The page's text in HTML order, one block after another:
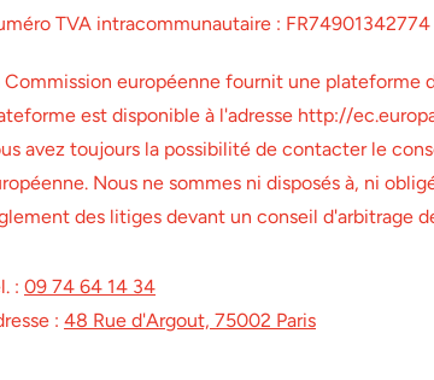
TVA intracommunautaire : FR74901342774
Commission européenne fournit une
est disponible à l'adresse http://
avez toujours la possibilité de contacter le
Nous ne sommes ni disposés à, ni
des litiges devant un conseil d'arbitrage
: 09 74 64 14 34
: 48 Rue d'Argout, 75002 Paris